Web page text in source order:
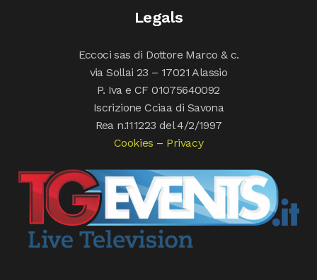
Legals
Eccoci sas di Dottore Marco & c.
via Sollai 23 – 17021 Alassio
P. Iva e CF 01075640092
Iscrizione Cciaa di Savona
Rea n.111223 del 4/2/1997
Cookies – Privacy